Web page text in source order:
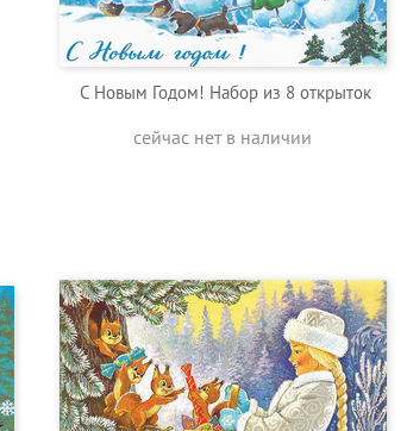
C Новым Годом! Набор из 8 открыток
сейчас нет в наличии